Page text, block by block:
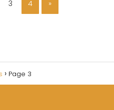
3 4 »
Page 3